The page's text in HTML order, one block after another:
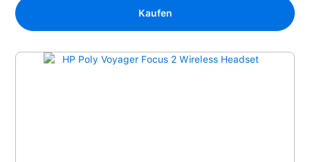
Kaufen